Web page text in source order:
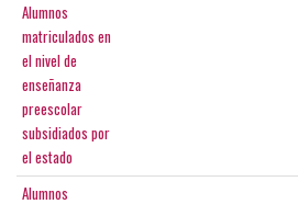
Alumnos
matriculados en
el nivel de
enseñanza
preescolar
subsidiados por
el estado
Alumnos